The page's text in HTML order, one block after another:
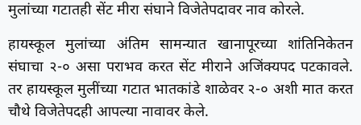
मुलांच्या गटातही सेंट मीरा संघाने विजेतेपदावर नाव कोरले.
हायस्कूल मुलांच्या अंतिम सामन्यात खानापूरच्या शांतिनिकेतन
संघाचा २-० असा पराभव करत सेंट मीराने अजिंक्यपद पटकावले.
तर हायस्कूल मुलींच्या गटात भातकांडे शाळेवर २-० अशी मात करत
चौथे विजेतेपदही आपल्या नावावर केले.